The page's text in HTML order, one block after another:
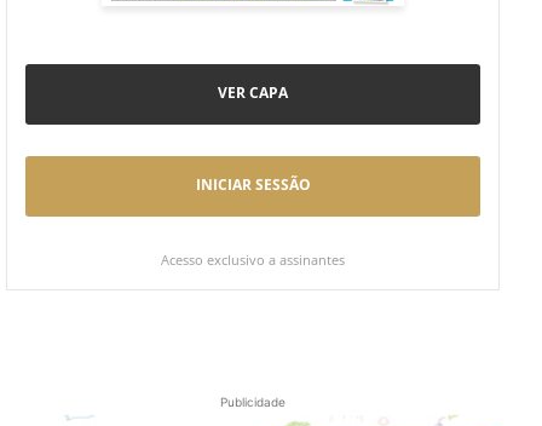
VER CAPA
INICIAR SESSÃO
Acesso exclusivo a assinantes
Publicidade